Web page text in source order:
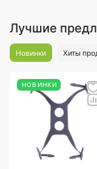
Лучшие
Новинки Хиты
НОВИНКИ